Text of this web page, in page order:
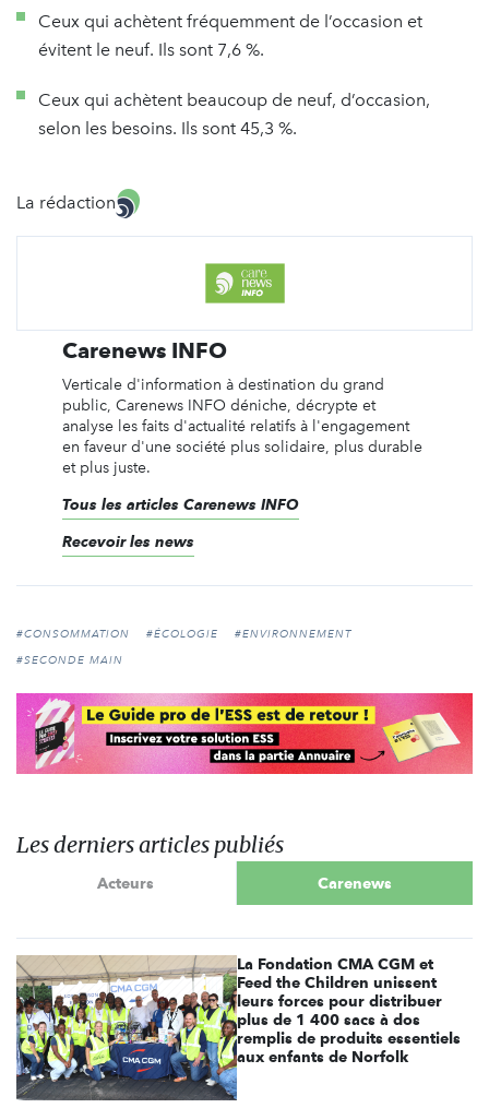
Ceux qui achètent fréquemment de l’occasion et
évitent le neuf. Ils sont 7,6 %.
Ceux qui achètent beaucoup de neuf, d’occasion,
selon les besoins. Ils sont 45,3 %.
La rédaction
Carenews INFO
Verticale d'information à destination du grand
public, Carenews INFO déniche, décrypte et
analyse les faits d'actualité relatifs à l'engagement
en faveur d'une société plus solidaire, plus durable
et plus juste.
Tous les articles Carenews INFO
Recevoir les news
#CONSOMMATION #ÉCOLOGIE
#ENVIRONNEMENT
#SECONDE MAIN
Les derniers articles publiés
Acteurs Carenews
La Fondation CMA CGM et
Feed the Children unissent
leurs forces pour distribuer
plus de 1 400 sacs à dos
remplis de produits essentiels
aux enfants de Norfolk